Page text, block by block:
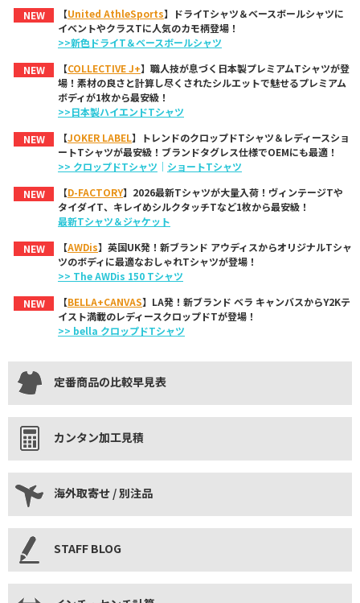
NEW
【United AthleSports】ドライTシャツ＆ベースボールシャツに
イベントやクラスTに人気のカモ柄登場！
>>新色ドライT＆ベースボールシャツ
NEW
【COLLECTIVE J+】職人技が息づく日本製プレミアムTシャツが登
場！素材の良さと計算し尽くされたシルエットで魅せるプレミアム
ボディが1枚から最安級！
>>日本製ハイエンドTシャツ
NEW
【JOKER LABEL】トレンドのクロップドTシャツ＆レディースショ
ートTシャツが最安級！ブランドタグレス仕様でOEMにも最適！
>> クロップドTシャツ ｜ ショートTシャツ
NEW
【D-FACTORY】2026最新Tシャツが大量入荷！ヴィンテージTや
タイダイT、キレイめシルクタッチTなど1枚から最安級！
最新Tシャツ＆ジャケット
NEW
【AWDis】英国UK発！新ブランド アウディスからオリジナルTシャ
ツのボディに最適なおしゃれTシャツが登場！
>> The AWDis 150 Tシャツ
NEW
【BELLA+CANVAS】LA発！新ブランド ベラ キャンバスからY2Kテ
イスト満載のレディースクロップドTが登場！
>> bella クロップドTシャツ
定番商品の比較早見表
カンタン加工見積
海外取寄せ / 別注品
STAFF BLOG